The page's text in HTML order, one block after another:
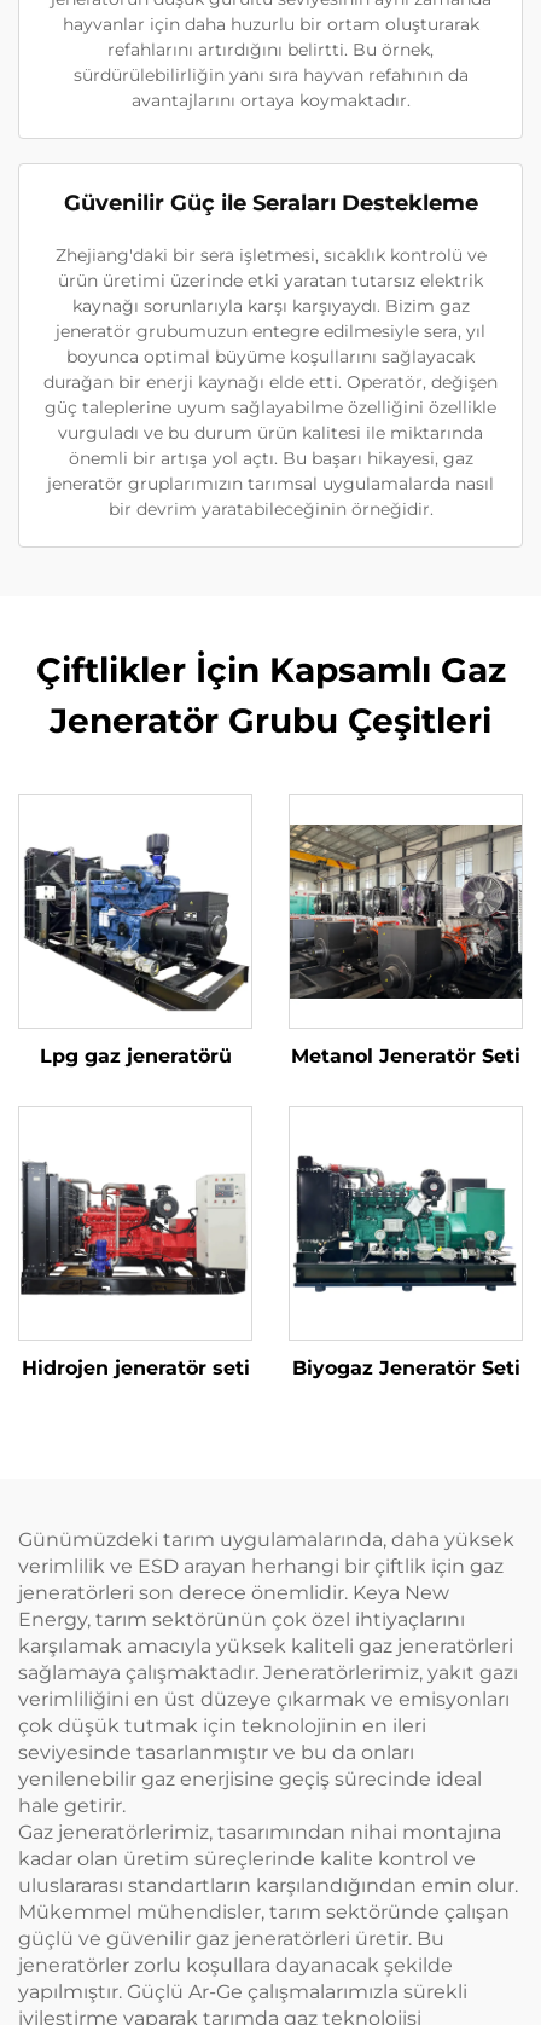
hayvanlar için daha huzurlu bir ortam oluşturarak
refahlarını artırdığını belirtti. Bu örnek,
sürdürülebilirliğin yanı sıra hayvan refahının da
avantajlarını ortaya koymaktadır.
Güvenilir Güç ile Seraları Destekleme
Zhejiang'daki bir sera işletmesi, sıcaklık kontrolü ve
ürün üretimi üzerinde etki yaratan tutarsız elektrik
kaynağı sorunlarıyla karşı karşıyaydı. Bizim gaz
jeneratör grubumuzun entegre edilmesiyle sera, yıl
boyunca optimal büyüme koşullarını sağlayacak
durağan bir enerji kaynağı elde etti. Operatör, değişen
güç taleplerine uyum sağlayabilme özelliğini özellikle
vurguladı ve bu durum ürün kalitesi ile miktarında
önemli bir artışa yol açtı. Bu başarı hikayesi, gaz
jeneratör gruplarımızın tarımsal uygulamalarda nasıl
bir devrim yaratabileceğinin örneğidir.
Çiftlikler İçin Kapsamlı Gaz
Jeneratör Grubu Çeşitleri
Lpg gaz jeneratörü Metanol Jeneratör Seti
Hidrojen jeneratör seti Biyogaz Jeneratör Seti
Günümüzdeki tarım uygulamalarında, daha yüksek
verimlilik ve ESD arayan herhangi bir çiftlik için gaz
jeneratörleri son derece önemlidir. Keya New
Energy, tarım sektörünün çok özel ihtiyaçlarını
karşılamak amacıyla yüksek kaliteli gaz jeneratörleri
sağlamaya çalışmaktadır. Jeneratörlerimiz, yakıt gazı
verimliliğini en üst düzeye çıkarmak ve emisyonları
çok düşük tutmak için teknolojinin en ileri
seviyesinde tasarlanmıştır ve bu da onları
yenilenebilir gaz enerjisine geçiş sürecinde ideal
hale getirir.
Gaz jeneratörlerimiz, tasarımından nihai montajına
kadar olan üretim süreçlerinde kalite kontrol ve
uluslararası standartların karşılandığından emin olur.
Mükemmel mühendisler, tarım sektöründe çalışan
güçlü ve güvenilir gaz jeneratörleri üretir. Bu
jeneratörler zorlu koşullara dayanacak şekilde
yapılmıştır. Güçlü Ar-Ge çalışmalarımızla sürekli
iyileştirme yaparak tarımda gaz teknolojisi